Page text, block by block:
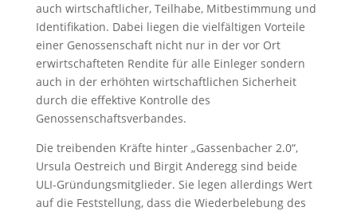
auch wirtschaftlicher, Teilhabe, Mitbestimmung und
Identifikation. Dabei liegen die vielfältigen Vorteile
einer Genossenschaft nicht nur in der vor Ort
erwirtschafteten Rendite für alle Einleger sondern
auch in der erhöhten wirtschaftlichen Sicherheit
durch die effektive Kontrolle des
Genossenschaftsverbandes.
Die treibenden Kräfte hinter „Gassenbacher 2.0“,
Ursula Oestreich und Birgit Anderegg sind beide
ULI-Gründungsmitglieder. Sie legen allerdings Wert
auf die Feststellung, dass die Wiederbelebung des